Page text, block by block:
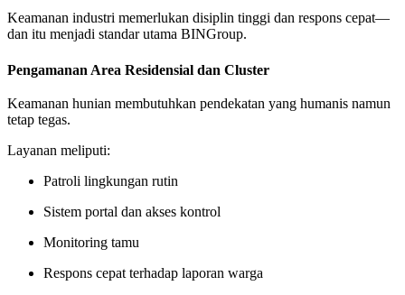
Keamanan industri memerlukan disiplin tinggi dan respons cepat—
dan itu menjadi standar utama BINGroup.
Pengamanan Area Residensial dan Cluster
Keamanan hunian membutuhkan pendekatan yang humanis namun
tetap tegas.
Layanan meliputi:
Patroli lingkungan rutin
Sistem portal dan akses kontrol
Monitoring tamu
Respons cepat terhadap laporan warga